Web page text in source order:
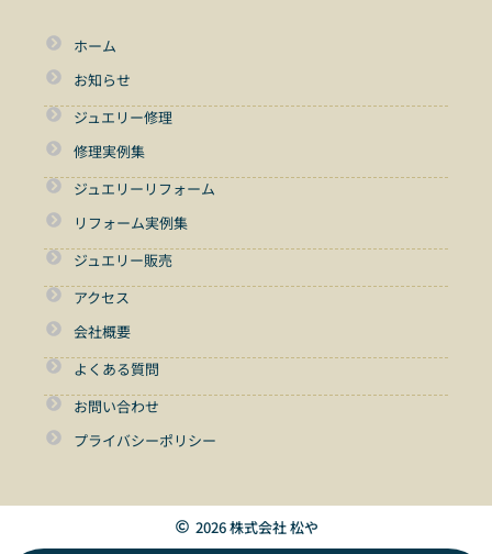
ホーム
お知らせ
ジュエリー修理
修理実例集
ジュエリーリフォーム
リフォーム実例集
ジュエリー販売
アクセス
会社概要
よくある質問
お問い合わせ
プライバシーポリシー
2026 株式会社 松や